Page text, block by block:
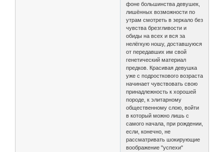
фоне большинства девушек,
лишённых возможности по
утрам смотреть в зеркало без
чувства брезгливости и
обиды на всех и вся за
нелёгкую ношу, доставшуюся
от передавших им свой
генетический материал
предков. Красивая девушка
уже с подросткового возраста
начинает чувствовать свою
принадлежность к хорошей
породе, к элитарному
общественному слою, войти
в который можно лишь с
самого начала, при рождении,
если, конечно, не
рассматривать шокирующие
воображение "успехи"